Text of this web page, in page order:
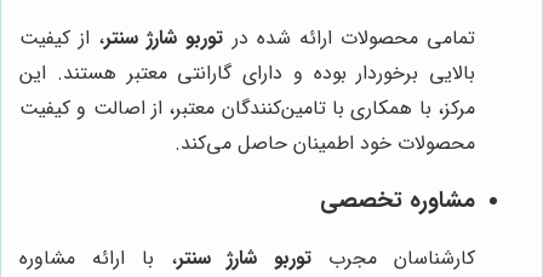
تمامی محصولات ارائه شده در توربو شارژ سنتر، از کیفیت
بالایی برخوردار بوده و دارای گارانتی معتبر هستند. این
مرکز، با همکاری با تامین‌کنندگان معتبر، از اصالت و کیفیت
محصولات خود اطمینان حاصل می‌کند.
مشاوره تخصصی
کارشناسان مجرب توربو شارژ سنتر، با ارائه مشاوره